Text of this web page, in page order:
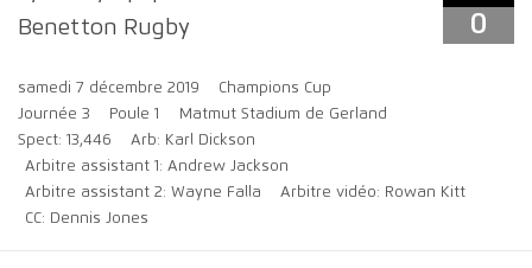
Benetton Rugby
0
samedi 7 décembre 2019
Champions Cup
Journée 3
Poule 1
Matmut Stadium de Gerland
Spect: 13,446
Arb: Karl Dickson
Arbitre assistant 1: Andrew Jackson
Arbitre assistant 2: Wayne Falla
Arbitre vidéo: Rowan Kitt
CC: Dennis Jones